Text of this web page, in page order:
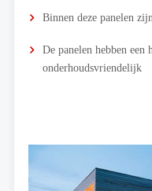
Binnen deze panelen
De panelen hebben
onderhoudsvriendelijk